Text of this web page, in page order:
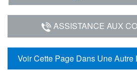
ASSISTANCE AUX
Voir Cette Page Dans Une Autre